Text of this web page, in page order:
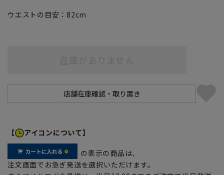
ウエストの目安： 82cm
【 アイコンについて】
の表示の商品は、
注文画面でお急ぎ発送を選択いただけます。